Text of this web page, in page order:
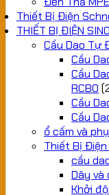
Thiết Bị Điện
THIẾT BỊ ĐIỆN SINO
Cầu Dao Tự
Cầu
Cầu
RCBO
Cầu
Cầu
ổ cấm và
Thiết Bị Điện
cầu
Dây và
Khởi